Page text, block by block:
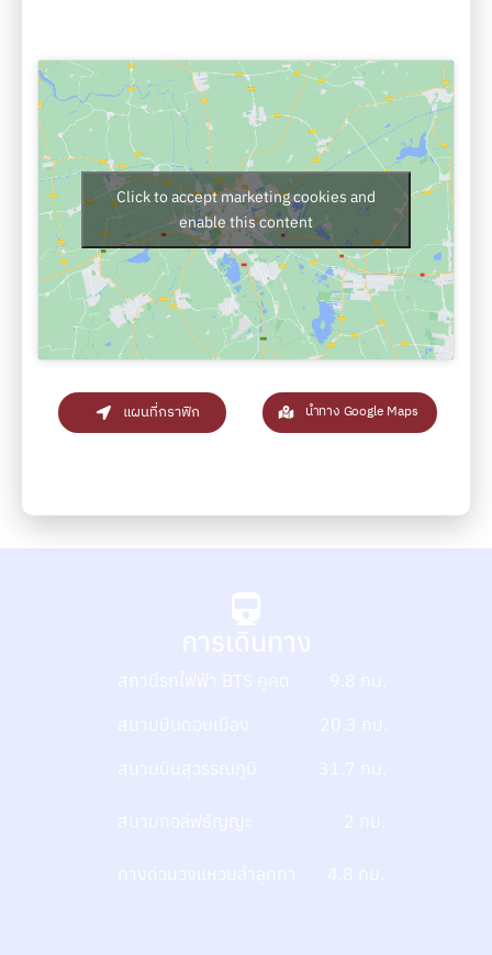
Click to accept marketing cookies and
enable this content
แผนที่กราฟิก นำทาง Google Maps
การเดินทาง
สถานีรถไฟฟ้า BTS คูคต 9.8 กม.
สนามบินดอนเมือง 20.3 กม.
สนามบินสุวรรณภูมิ 31.7 กม.
สนามกอล์ฟธัญญะ 2 กม.
ทางด่วนวงแหวนลําลูกกา 4.8 กม.